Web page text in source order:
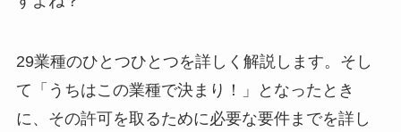
29業種のひとつひとつを詳しく解説します。そし
て「うちはこの業種で決まり！」となったとき
に、その許可を取るために必要な要件までを詳し